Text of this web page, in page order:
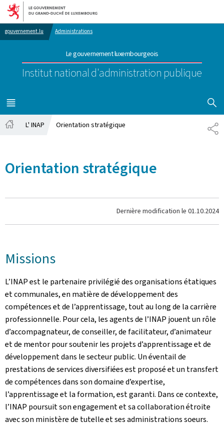
Aller au menu principal
Aller au contenu
gouvernement.lu Administrations
Le gouvernement luxembourgeois
Institut national d'administration publique
MENU
PRINCIPAL
L' INAP Orientation stratégique
Orientation stratégique
Dernière modification le 01.10.2024
Missions
L’INAP est le partenaire privilégié des organisations étatiques
et communales, en matière de développement des
compétences et de l’apprentissage, tout au long de la carrière
professionnelle. Pour cela, les agents de l’INAP jouent un rôle
d’accompagnateur, de conseiller, de facilitateur, d’animateur
et de mentor pour soutenir les projets d’apprentissage et de
développement dans le secteur public. Un éventail de
prestations de services diversifiées est proposé et un transfert
de compétences dans son domaine d’expertise,
l’apprentissage et la formation, est garanti. Dans ce contexte,
l’INAP poursuit son engagement et sa collaboration étroite
avec son ministère de tutelle et ses administrations soeurs.